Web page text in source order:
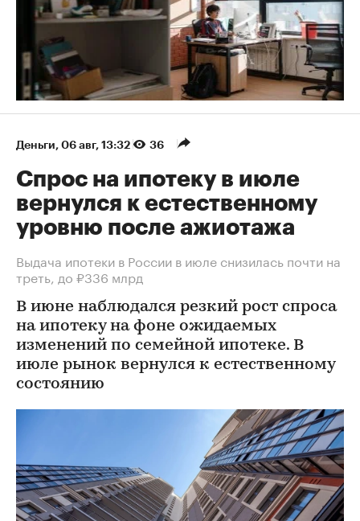
Деньги 06 авг, 13:32 36
Спрос на ипотеку в июле
вернулся к естественному
уровню после ажиотажа
Выдача ипотеки в России в июле снизилась почти на
треть, до ₽336 млрд
В июне наблюдался резкий рост спроса
на ипотеку на фоне ожидаемых
изменений по семейной ипотеке. В
июле рынок вернулся к естественному
состоянию